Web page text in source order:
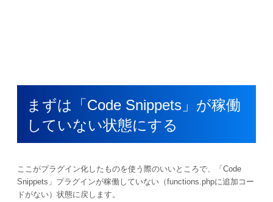
まずは「Code Snippets」が稼働
していない状態にする
ここがプラグイン化したものを使う際のいいところで、「Code
Snippets」プラグインが稼働していない（functions.phpに追加コー
ドがない）状態に戻します。